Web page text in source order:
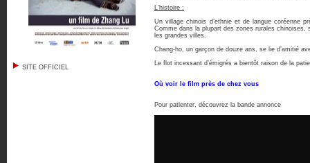
SITE OFFICIEL
L’histoire :
Un village chinois d’ethnie et de langue coréenne
Comme dans la plupart des zones rurales
les grandes villes.
Chang-ho, un garçon de douze ans, se lie d’amitié
Le flot incessant d’émigrés a bientôt raison de la
Où voir le film près de chez vous
Pour patienter, découvrez la bande annonce